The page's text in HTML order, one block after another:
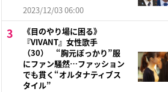
2023/12/03 06:00
《目のやり場に困る》
『VIVANT』女性歌手
（30） “胸元ぽっかり”服
にファン騒然…ファッション
でも貫く“オルタナティブス
タイル”